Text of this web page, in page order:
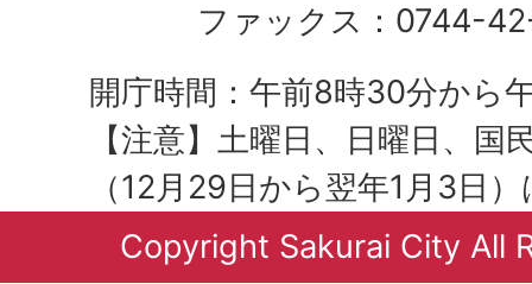
ファックス：0744-
開庁時間：午前8時30分から
【注意】土曜日、日曜日、国
（12月29日から翌年1月3日
Copyright Sakurai City All